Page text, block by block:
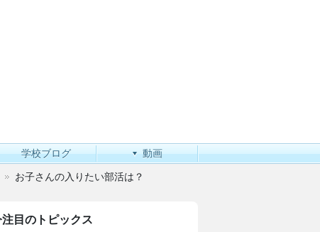
学校ブログ 動画
お子さんの入りたい部活は？
注目のトピックス